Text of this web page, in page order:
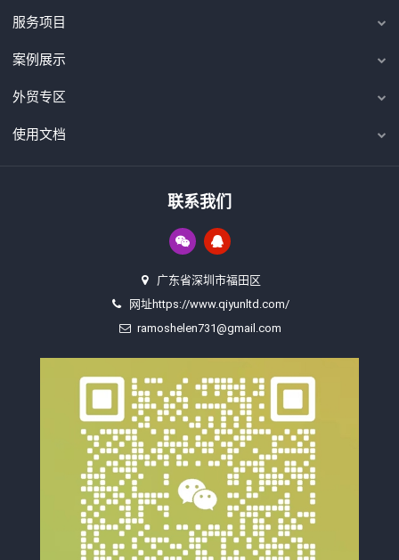
服务项目
案例展示
外贸专区
使用文档
联系我们
广东省深圳市福田区
网址https://www.qiyunltd.com/
ramoshelen731@gmail.com